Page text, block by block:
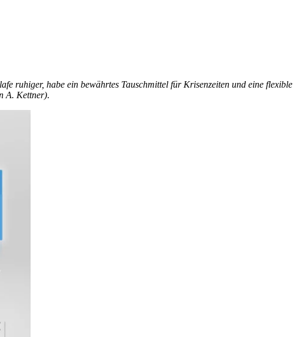
ruhiger, habe ein bewährtes Tauschmittel für Krisenzeiten und eine flexible
A. Kettner).